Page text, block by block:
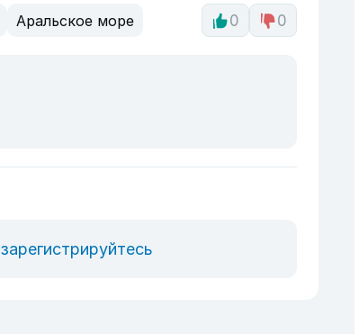
Аральское море 0 0
зарегистрируйтесь